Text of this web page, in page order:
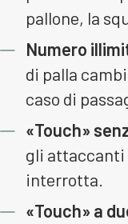
pallone, la
Numero
di palla
caso di
«Touch»
gli attaccanti
interrotta.
«Touch» a